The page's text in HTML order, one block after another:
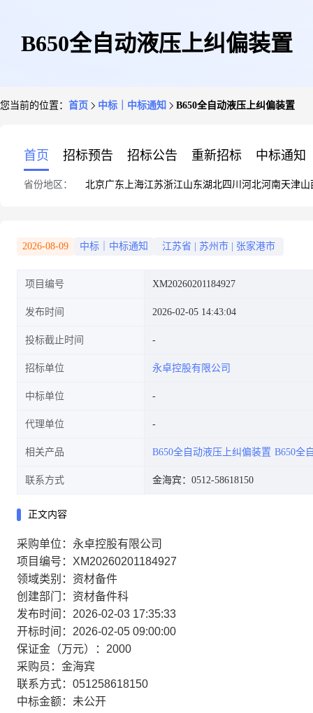
B650全自动液压上纠偏装置
您当前的位置： 首页 中标｜中标通知 B650全自动液压上纠偏装置
首页 招标预告 招标公告 重新招标 中标通知
省份地区： 北京广东 上海江苏浙江山东湖北四川 河北河南天津山
2026-08-09 中标｜中标通知 江苏省 苏州市 张家港市
项目编号 XM20260201184927
发布时间 2026-02-05 14:43:04
投标截止时间
招标单位 永卓控股有限公司
中标单位
代理单位
相关产品 B650全自动液压上纠偏装置 B650全
联系方式 金海宾：0512-58618150
正文内容
采购单位：永卓控股有限公司
项目编号：XM20260201184927
领域类别：资材备件
创建部门：资材备件科
发布时间：2026-02-03 17:35:33
开标时间：2026-02-05 09:00:00
保证金（万元）：2000
采购员：金海宾
联系方式：051258618150
中标金额：未公开